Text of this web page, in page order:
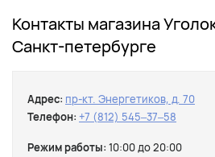
Контакты магазина
Санкт-петербурге
Адрес: пр-кт. Энергетиков, д. 70
Телефон: +7 (812) 545‒37‒58
Режим работы: 10:00 до 20:00